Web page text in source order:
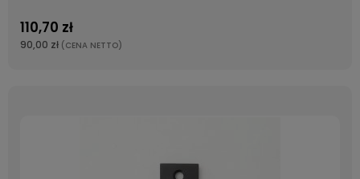
110,70 zł
90,00 zł (CENA NETTO)